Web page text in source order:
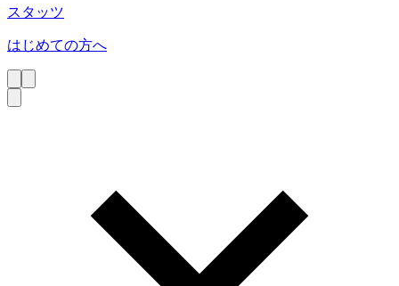
スタッツ
はじめての方へ